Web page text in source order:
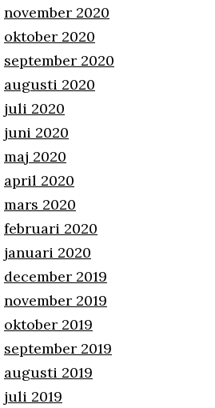
november 2020
oktober 2020
september 2020
augusti 2020
juli 2020
juni 2020
maj 2020
april 2020
mars 2020
februari 2020
januari 2020
december 2019
november 2019
oktober 2019
september 2019
augusti 2019
juli 2019